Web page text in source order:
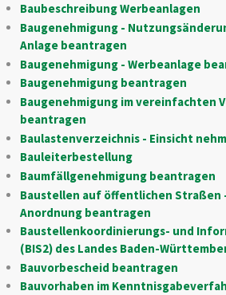
Baubeschreibung Werbeanlagen
Baugenehmigung -
Anlage beantragen
Baugenehmigung - Werbeanlage
Baugenehmigung beantragen
Baugenehmigung im vereinfachten
beantragen
Baulastenverzeichnis - Einsicht
Bauleiterbestellung
Baumfällgenehmigung beantragen
Baustellen auf öffentlichen Straßen
Anordnung beantragen
Baustellenkoordinierungs- und
(BIS2) des Landes Baden-
Bauvorbescheid beantragen
Bauvorhaben im